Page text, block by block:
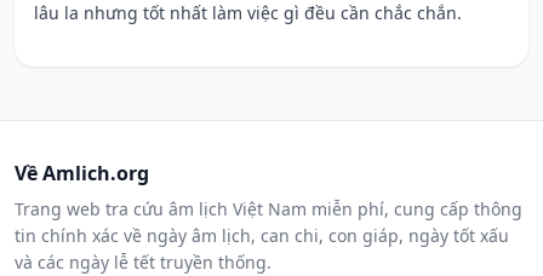
lâu la nhưng tốt nhất làm việc gì đều cần chắc chắn.
Về Amlich.org
Trang web tra cứu âm lịch Việt Nam miễn phí, cung cấp thông
tin chính xác về ngày âm lịch, can chi, con giáp, ngày tốt xấu
và các ngày lễ tết truyền thống.